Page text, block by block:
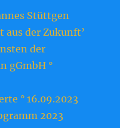
Stüttgen
aus der Zukunft’
der
gGmbH °
° 16.09.2023
2023